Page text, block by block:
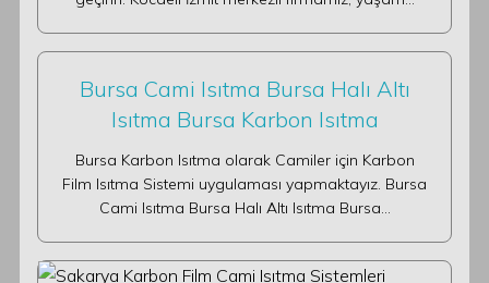
Bursa Cami Isıtma Bursa Halı Altı
Isıtma Bursa Karbon Isıtma
Bursa Karbon Isıtma olarak Camiler için Karbon
Film Isıtma Sistemi uygulaması yapmaktayız. Bursa
Cami Isıtma Bursa Halı Altı Isıtma Bursa…